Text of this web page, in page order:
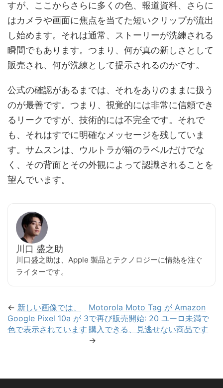
すが、ここからさらに多くの色、報道資料、さらに
はカメラや画面に焦点を当てた短いクリップが流出
し始めます。それは通常、ストーリーが洗練される
瞬間でもあります。つまり、何が真の新しさとして
販売され、何が洗練として提示されるのかです。
公式の確認があるまでは、それをありのままに扱う
のが最善です。つまり、視覚的には非常に信頼でき
るリークですが、技術的には不完全です。それで
も、それはすでに明確なメッセージを残していま
す。サムスンは、ウルトラが箱のラベルだけでな
く、その背面とその外観によって認識されることを
望んでいます。
川口 盛之助
川口盛之助は、Apple 製品とテクノロジーに情熱を注ぐ
ライターです。
← 新しい画像では、
Google Pixel 10a が 3
色で表示されています
Motorola Moto Tag が Amazon
で再び販売開始: 20 ユーロ未満で
購入できる、見逃せない商品です
→